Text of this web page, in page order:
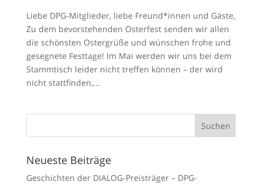
Liebe DPG-Mitglieder, liebe Freund*innen und Gäste,
Zu dem bevorstehenden Osterfest senden wir allen
die schönsten Ostergrüße und wünschen frohe und
gesegnete Festtage! Im Mai werden wir uns bei dem
Stammtisch leider nicht treffen können – der wird
nicht stattfinden,...
Neueste Beiträge
Geschichten der DIALOG-Preisträger – DPG-